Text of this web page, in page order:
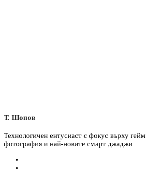
Т. Шопов
Технологичен ентусиаст с фокус върху
фотография и най-новите смарт джаджи